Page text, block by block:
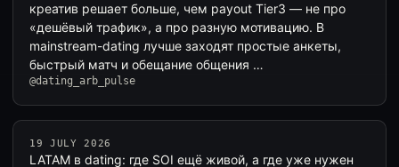
креатив решает больше, чем payout Tier3 — не про
«дешёвый трафик», а про разную мотивацию. В
mainstream-dating лучше заходят простые анкеты,
быстрый матч и обещание общения …
@dating_arb_pulse
19 JULY 2026
LATAM в dating: где SOI ещё живой, а где уже нужен